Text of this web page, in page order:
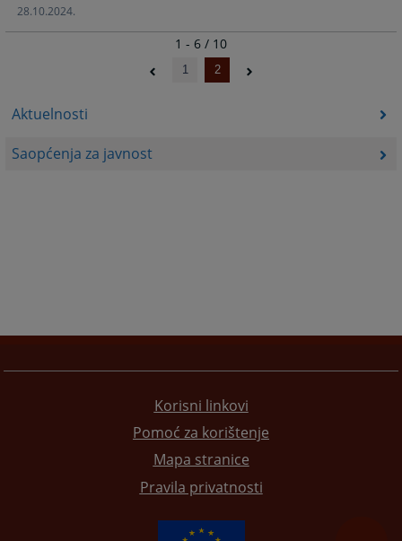
Aktuelnosti
Saopćenja za javnost
28.10.2024.
1 - 6 / 10
1 2
Korisni linkovi
Pomoć za korištenje
Mapa stranice
Pravila privatnosti